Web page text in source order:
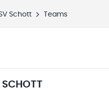
Schott Teams